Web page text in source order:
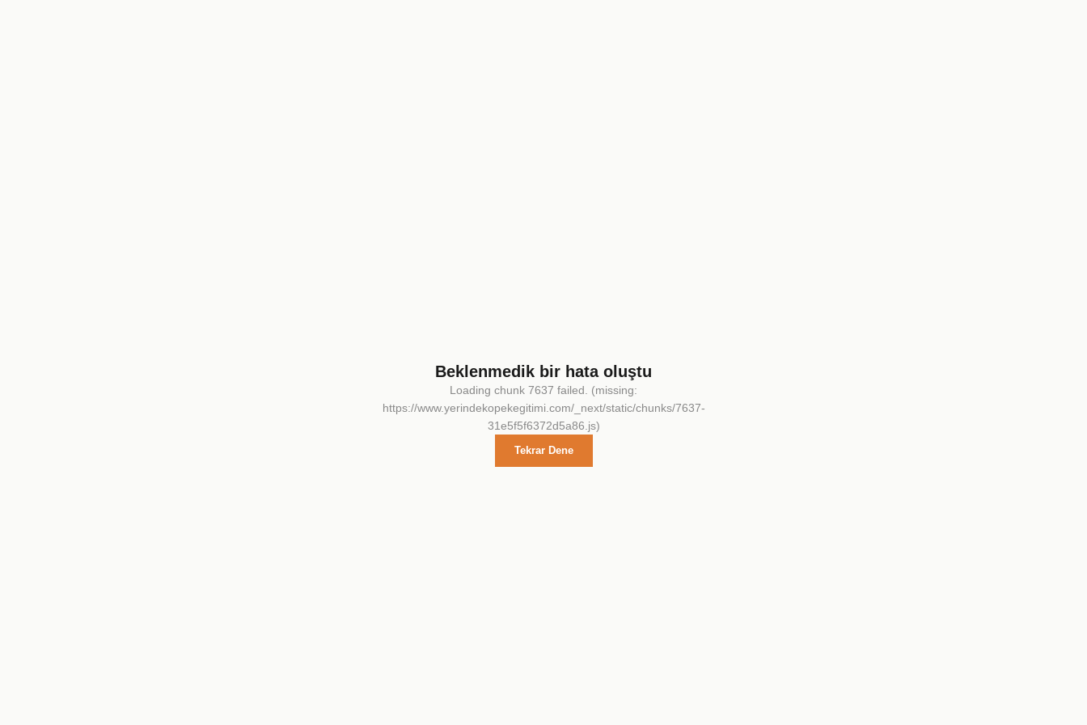
Beklenmedik bir hata oluştu
Loading chunk 7637 failed. (missing:
https://www.yerindekopekegitimi.com/_next/static/chunks/7637-
31e5f5f6372d5a86.js)
Tekrar Dene